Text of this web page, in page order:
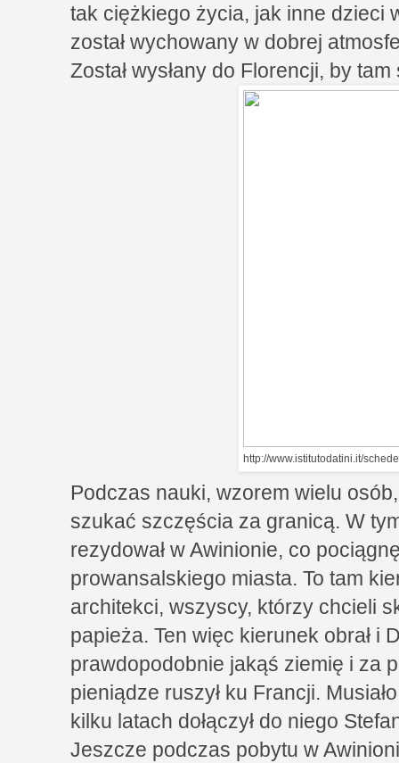
tak ciężkiego życia, jak inne dzieci
został wychowany w dobrej
Został wysłany do Florencji, by
http://www.istitutodatini.it/
Podczas nauki, wzorem wielu
szukać szczęścia za granicą. W
rezydował w Awinionie, co
prowansalskiego miasta. To tam
architekci, wszyscy, którzy chcieli
papieża. Ten więc kierunek obrał i
prawdopodobnie jakąś ziemię i za
pieniądze ruszył ku Francji.
kilku latach dołączył do niego
Jeszcze podczas pobytu w